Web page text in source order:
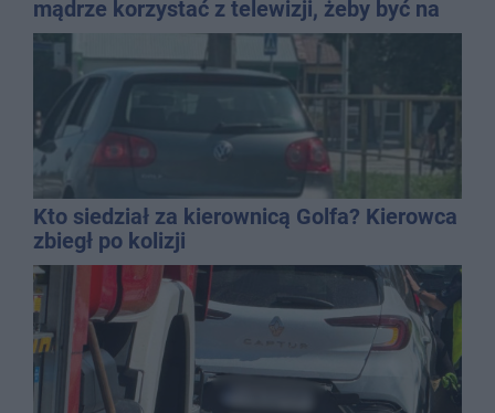
mądrze korzystać z telewizji, żeby być na
bieżąco, ale nie żyć w informacyjnym
chaosie?
Kto siedział za kierownicą Golfa? Kierowca
zbiegł po kolizji